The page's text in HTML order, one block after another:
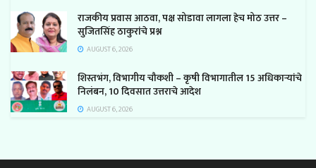
राजकीय प्रवास आठवा, पक्ष सोडावा लागला हेच मोठ उत्तर –
सुजितसिंह ठाकुरांचे प्रश्न
AUGUST 6, 2026
शिस्तभंग, विभागीय चौकशी – कृषी विभागातील 15 अधिकाऱ्यांचे
निलंबन, 10 दिवसात उत्तराचे आदेश
AUGUST 6, 2026